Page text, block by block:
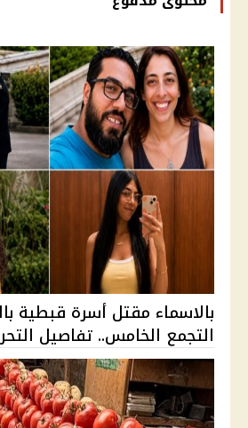
بالاسماء مقتل أسرة قبطية
التجمع الخامس.. تفاصيل